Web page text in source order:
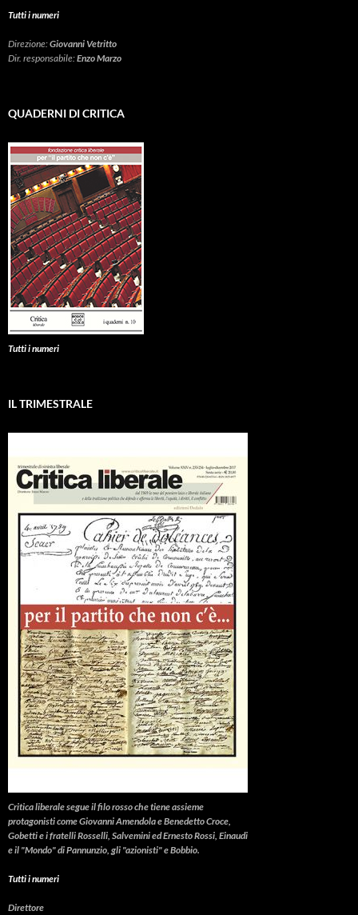
Tutti i numeri
Direzione:Giovanni Vetritto
Dir. responsabile:Enzo Marzo
QUADERNI DI CRITICA
Tutti i numeri
IL TRIMESTRALE
Critica liberalesegue il filo rosso che tiene assieme
protagonisti come Giovanni Amendola e Benedetto Croce,
Gobetti e i fratelli Rosselli, Salvemini ed Ernesto Rossi, Einaudi
e il "Mondo" di Pannunzio, gli "azionisti" e Bobbio.
Tutti i numeri
Direttore